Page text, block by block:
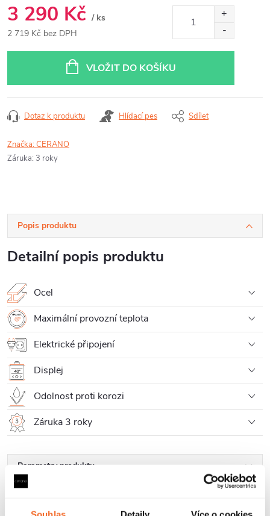
3 290 Kč / ks
2 719 Kč bez DPH
VLOŽIT DO KOŠÍKU
Dotaz k produktu Hlídací pes Sdílet
Značka:CERANO
Záruka: 3 roky
Popis produktu
Detailní popis produktu
Ocel
Maximální provozní teplota
Elektrické připojení
Displej
Odolnost proti korozi
Záruka 3 roky
Parametry produktu